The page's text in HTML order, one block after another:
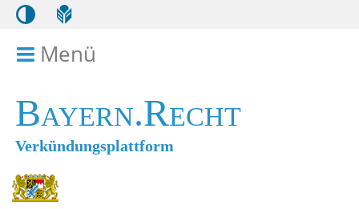
Menü
Bayern.Recht
Verkündungsplattform